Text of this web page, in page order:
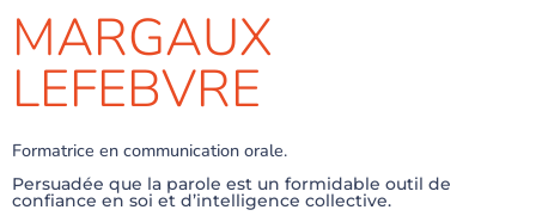
MARGAUX
LEFEBVRE
Formatrice en communication orale.
Persuadée que la parole est un formidable outil de
confiance en soi et d’intelligence collective.